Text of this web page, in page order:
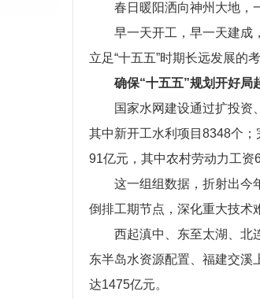
春日暖阳洒向神州大地，
早一天开工，早一天建成
立足“十五五”时期长远发展
确保“十五五”规划开好局
国家水网建设通过扩投资
其中新开工水利项目8348个
91亿元，其中农村劳动力工资
这一组组数据，折射出今
倒排工期节点，深化重大技术
西起滇中、东至太湖、北
东半岛水资源配置、福建交溪
达1475亿元。